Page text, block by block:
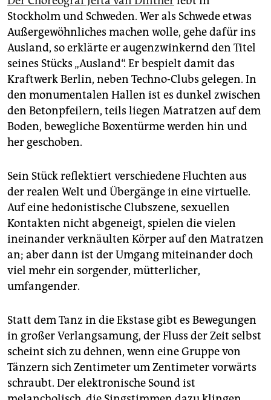
Stockholm und Schweden. Wer als Schwede etwas
Außergewöhnliches machen wolle, gehe dafür ins
Ausland, so erklärte er augenzwinkernd den Titel
seines Stücks „Ausland“. Er bespielt damit das
Kraftwerk Berlin, neben Techno-Clubs gelegen. In
den monumentalen Hallen ist es dunkel zwischen
den Betonpfeilern, teils liegen Matratzen auf dem
Boden, bewegliche Boxentürme werden hin und
her geschoben.
Sein Stück reflektiert verschiedene Fluchten aus
der realen Welt und Übergänge in eine virtuelle.
Auf eine hedonistische Clubszene, sexuellen
Kontakten nicht abgeneigt, spielen die vielen
ineinander verknäulten Körper auf den Matratzen
an; aber dann ist der Umgang miteinander doch
viel mehr ein sorgender, mütterlicher,
umfangender.
Statt dem Tanz in die Ekstase gibt es Bewegungen
in großer Verlangsamung, der Fluss der Zeit selbst
scheint sich zu dehnen, wenn eine Gruppe von
Tänzern sich Zentimeter um Zentimeter vorwärts
schraubt. Der elektronische Sound ist